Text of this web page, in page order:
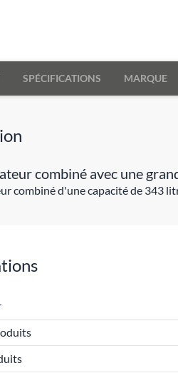
SPÉCIFICATIONS MARQUE
combiné avec une
combiné d'une capacité de 343